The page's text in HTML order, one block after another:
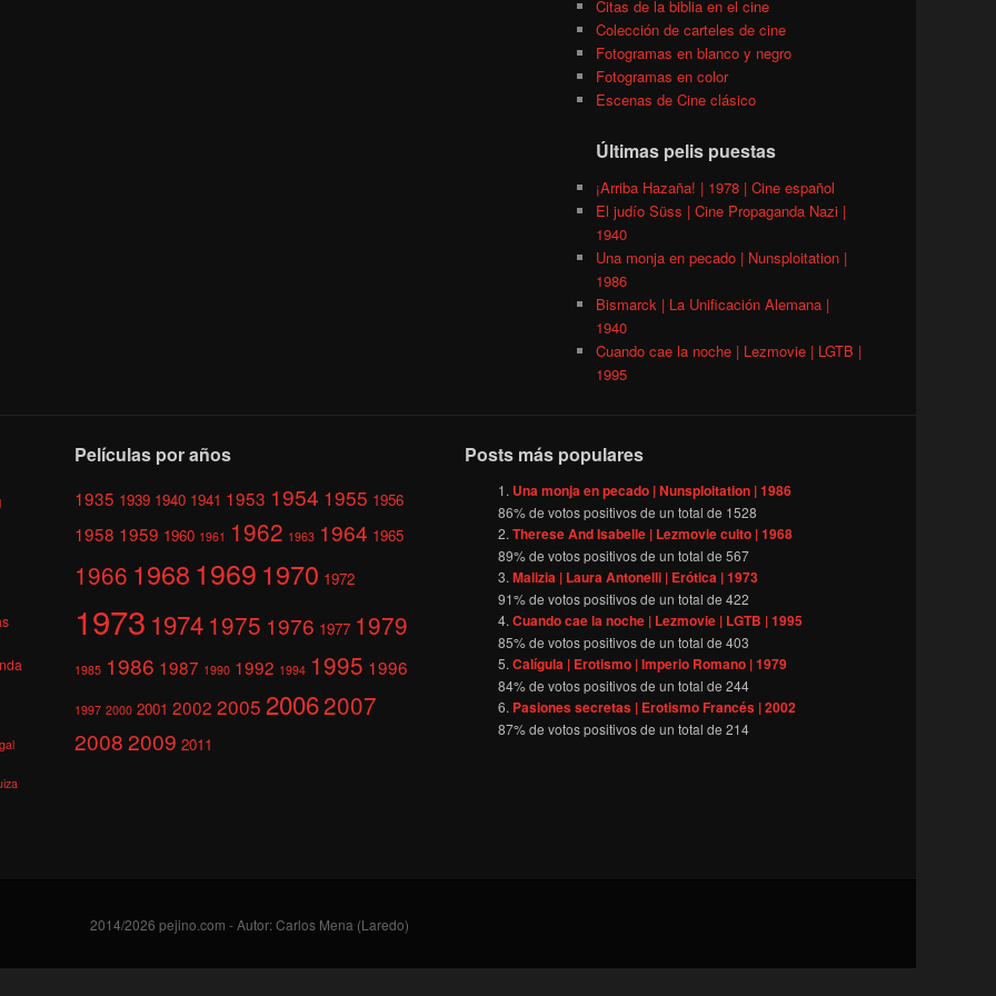
Citas de la biblia en el cine
Colección de carteles de cine
Fotogramas en blanco y negro
Fotogramas en color
Escenas de Cine clásico
Últimas pelis puestas
¡Arriba Hazaña! | 1978 | Cine español
El judío Süss | Cine Propaganda Nazi |
1940
Una monja en pecado | Nunsploitation |
1986
Bismarck | La Unificación Alemana |
1940
Cuando cae la noche | Lezmovie | LGTB |
1995
Películas por años
1935 1939 1940 1941 1953 1954 1955 1956
1958 1959 1960 1961 1962 1963 1964 1965
1966 1968 1969 1970 1972
1973 1974 1975 1976 1977 1979
1985 1986 1987 1990 1992 1994 1995 1996
1997 2000 2001 2002 2005 20062007
20082009 2011
Posts más populares
Una monja en pecado | Nunsploitation | 1986
86% de votos positivos de un total de 1528
Therese And Isabelle | Lezmovie culto | 1968
89% de votos positivos de un total de567
Malizia | Laura Antonelli | Erótica | 1973
91% de votos positivos de un total de422
Cuando cae la noche | Lezmovie | LGTB | 1995
85% de votos positivos de un total de403
Calígula | Erotismo | Imperio Romano | 1979
84% de votos positivos de un total de244
Pasiones secretas | Erotismo Francés | 2002
87% de votos positivos de un total de214
2014/2026 pejino.com - Autor: Carlos Mena (Laredo)